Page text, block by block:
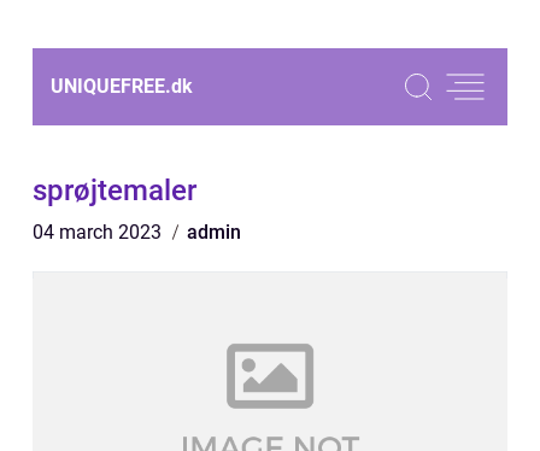
UNIQUEFREE.dk
sprøjtemaler
04 march 2023 admin